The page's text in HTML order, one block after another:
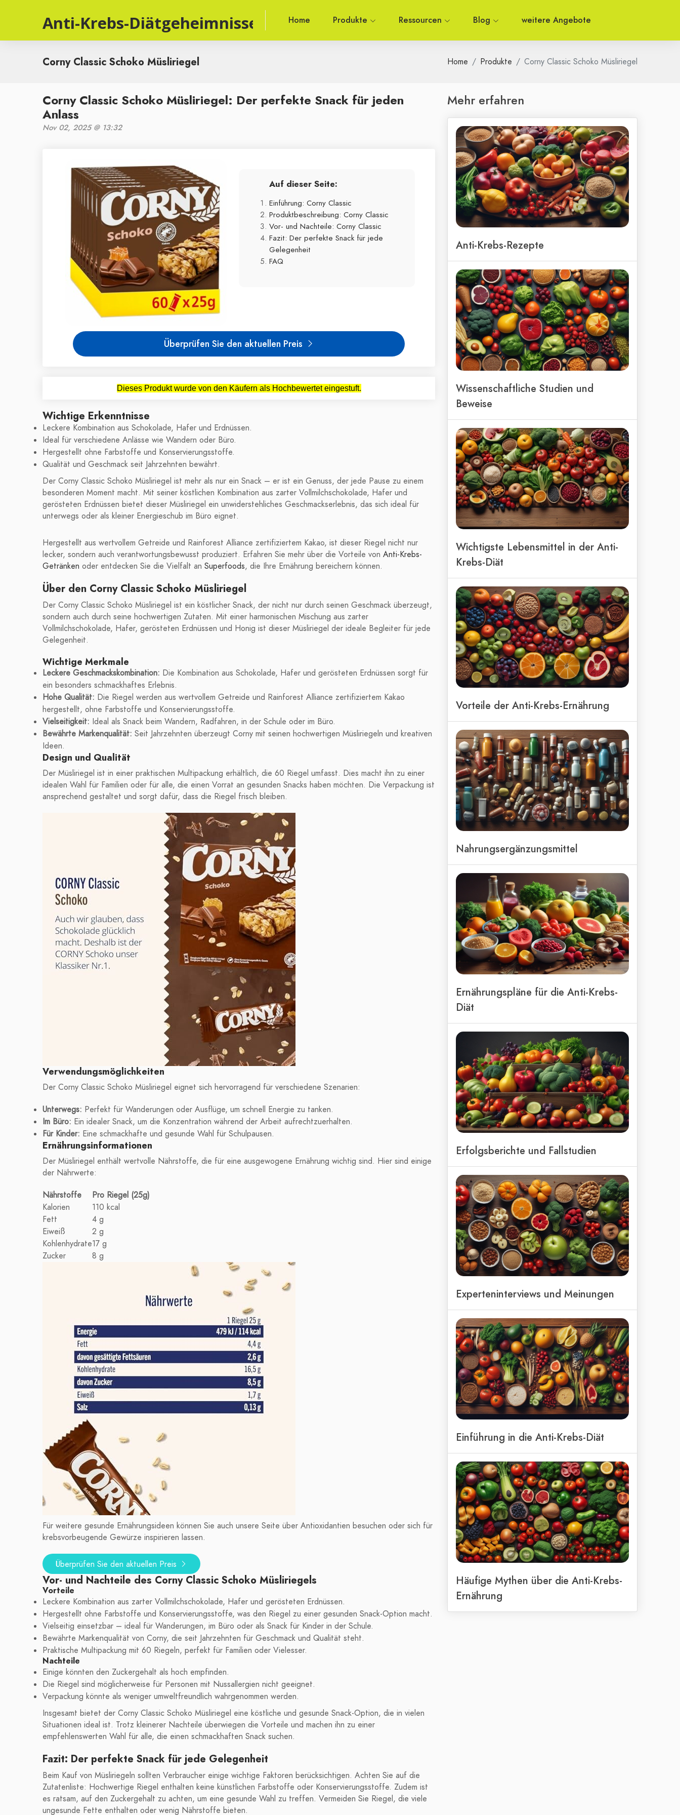
Anti-Krebs-Diätgeheimnisse Home Produkte Ressourcen Blog weitere Angebote
Corny Classic Schoko Müsliriegel Home Produkte Corny Classic Schoko Müsliriegel
Corny Classic Schoko Müsliriegel: Der perfekte Snack für jeden
Anlass
Nov 02, 2025 @ 13:32
Auf dieser Seite:
Einführung: Corny Classic
Produktbeschreibung: Corny Classic
Vor- und Nachteile: Corny Classic
Fazit: Der perfekte Snack für jede
Gelegenheit
FAQ
Überprüfen Sie den aktuellen Preis
Dieses Produkt wurde von den Käufern als Hochbewertet eingestuft.
Wichtige Erkenntnisse
Leckere Kombination aus Schokolade, Hafer und Erdnüssen.
Ideal für verschiedene Anlässe wie Wandern oder Büro.
Hergestellt ohne Farbstoffe und Konservierungsstoffe.
Qualität und Geschmack seit Jahrzehnten bewährt.
Der Corny Classic Schoko Müsliriegel ist mehr als nur ein Snack – er ist ein Genuss, der jede Pause zu einem
besonderen Moment macht. Mit seiner köstlichen Kombination aus zarter Vollmilchschokolade, Hafer und
gerösteten Erdnüssen bietet dieser Müsliriegel ein unwiderstehliches Geschmackserlebnis, das sich ideal für
unterwegs oder als kleiner Energieschub im Büro eignet.
Hergestellt aus wertvollem Getreide und Rainforest Alliance zertifiziertem Kakao, ist dieser Riegel nicht nur
lecker, sondern auch verantwortungsbewusst produziert. Erfahren Sie mehr über die Vorteile von Anti-Krebs-
Getränken oder entdecken Sie die Vielfalt an Superfoods, die Ihre Ernährung bereichern können.
Über den Corny Classic Schoko Müsliriegel
Der Corny Classic Schoko Müsliriegel ist ein köstlicher Snack, der nicht nur durch seinen Geschmack überzeugt,
sondern auch durch seine hochwertigen Zutaten. Mit einer harmonischen Mischung aus zarter
Vollmilchschokolade, Hafer, gerösteten Erdnüssen und Honig ist dieser Müsliriegel der ideale Begleiter für jede
Gelegenheit.
Wichtige Merkmale
Leckere Geschmackskombination: Die Kombination aus Schokolade, Hafer und gerösteten Erdnüssen sorgt für
ein besonders schmackhaftes Erlebnis.
Hohe Qualität: Die Riegel werden aus wertvollem Getreide und Rainforest Alliance zertifiziertem Kakao
hergestellt, ohne Farbstoffe und Konservierungsstoffe.
Vielseitigkeit: Ideal als Snack beim Wandern, Radfahren, in der Schule oder im Büro.
Bewährte Markenqualität: Seit Jahrzehnten überzeugt Corny mit seinen hochwertigen Müsliriegeln und kreativen
Ideen.
Design und Qualität
Der Müsliriegel ist in einer praktischen Multipackung erhältlich, die 60 Riegel umfasst. Dies macht ihn zu einer
idealen Wahl für Familien oder für alle, die einen Vorrat an gesunden Snacks haben möchten. Die Verpackung ist
ansprechend gestaltet und sorgt dafür, dass die Riegel frisch bleiben.
Verwendungsmöglichkeiten
Der Corny Classic Schoko Müsliriegel eignet sich hervorragend für verschiedene Szenarien:
Unterwegs: Perfekt für Wanderungen oder Ausflüge, um schnell Energie zu tanken.
Im Büro: Ein idealer Snack, um die Konzentration während der Arbeit aufrechtzuerhalten.
Für Kinder: Eine schmackhafte und gesunde Wahl für Schulpausen.
Ernährungsinformationen
Der Müsliriegel enthält wertvolle Nährstoffe, die für eine ausgewogene Ernährung wichtig sind. Hier sind einige
der Nährwerte:
Nährstoffe
Pro Riegel (25g)
Kalorien
110 kcal
Fett
4 g
Eiweiß
2 g
Kohlenhydrate17 g
Zucker
8 g
Für weitere gesunde Ernährungsideen können Sie auch unsere Seite über Antioxidantien besuchen oder sich für
krebsvorbeugende Gewürze inspirieren lassen.
Überprüfen Sie den aktuellen Preis
Vor- und Nachteile des Corny Classic Schoko Müsliriegels
Vorteile
Leckere Kombination aus zarter Vollmilchschokolade, Hafer und gerösteten Erdnüssen.
Hergestellt ohne Farbstoffe und Konservierungsstoffe, was den Riegel zu einer gesunden Snack-Option macht.
Vielseitig einsetzbar – ideal für Wanderungen, im Büro oder als Snack für Kinder in der Schule.
Bewährte Markenqualität von Corny, die seit Jahrzehnten für Geschmack und Qualität steht.
Praktische Multipackung mit 60 Riegeln, perfekt für Familien oder Vielesser.
Nachteile
Einige könnten den Zuckergehalt als hoch empfinden.
Die Riegel sind möglicherweise für Personen mit Nussallergien nicht geeignet.
Verpackung könnte als weniger umweltfreundlich wahrgenommen werden.
Insgesamt bietet der Corny Classic Schoko Müsliriegel eine köstliche und gesunde Snack-Option, die in vielen
Situationen ideal ist. Trotz kleinerer Nachteile überwiegen die Vorteile und machen ihn zu einer
empfehlenswerten Wahl für alle, die einen schmackhaften Snack suchen.
Fazit: Der perfekte Snack für jede Gelegenheit
Beim Kauf von Müsliriegeln sollten Verbraucher einige wichtige Faktoren berücksichtigen. Achten Sie auf die
Zutatenliste: Hochwertige Riegel enthalten keine künstlichen Farbstoffe oder Konservierungsstoffe. Zudem ist
es ratsam, auf den Zuckergehalt zu achten, um eine gesunde Wahl zu treffen. Vermeiden Sie Riegel, die viele
ungesunde Fette enthalten oder wenig Nährstoffe bieten.
Mehr erfahren
Anti-Krebs-Rezepte
Wissenschaftliche Studien und
Beweise
Wichtigste Lebensmittel in der Anti-
Krebs-Diät
Vorteile der Anti-Krebs-Ernährung
Nahrungsergänzungsmittel
Ernährungspläne für die Anti-Krebs-
Diät
Erfolgsberichte und Fallstudien
Experteninterviews und Meinungen
Einführung in die Anti-Krebs-Diät
Häufige Mythen über die Anti-Krebs-
Ernährung